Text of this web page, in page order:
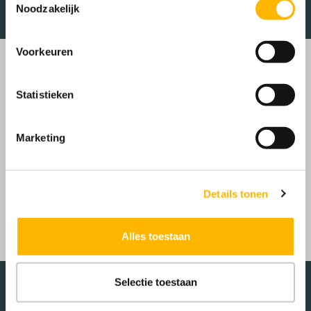
Noodzakelijk
Voorkeuren
Statistieken
Marketing
Details tonen
Alles toestaan
Selectie toestaan